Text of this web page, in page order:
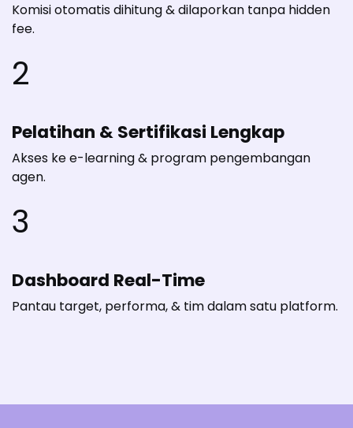
Komisi otomatis dihitung & dilaporkan tanpa hidden
fee.
2
Pelatihan & Sertifikasi Lengkap
Akses ke e-learning & program pengembangan
agen.
3
Dashboard Real-Time
Pantau target, performa, & tim dalam satu platform.